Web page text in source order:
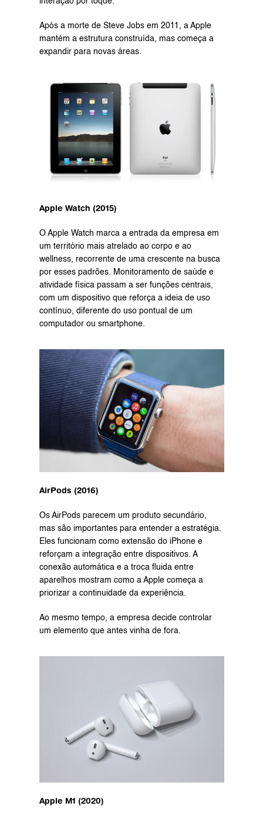
Após a morte de Steve Jobs em 2011, a Apple
mantém a estrutura construída, mas começa a
expandir para novas áreas.
Apple Watch (2015)
O Apple Watch marca a entrada da empresa em
um território mais atrelado ao corpo e ao
wellness, recorrente de uma crescente na busca
por esses padrões. Monitoramento de saúde e
atividade física passam a ser funções centrais,
com um dispositivo que reforça a ideia de uso
contínuo, diferente do uso pontual de um
computador ou smartphone.
AirPods (2016)
Os AirPods parecem um produto secundário,
mas são importantes para entender a estratégia.
Eles funcionam como extensão do iPhone e
reforçam a integração entre dispositivos. A
conexão automática e a troca fluida entre
aparelhos mostram como a Apple começa a
priorizar a continuidade da experiência.
Ao mesmo tempo, a empresa decide controlar
um elemento que antes vinha de fora.
Apple M1 (2020)